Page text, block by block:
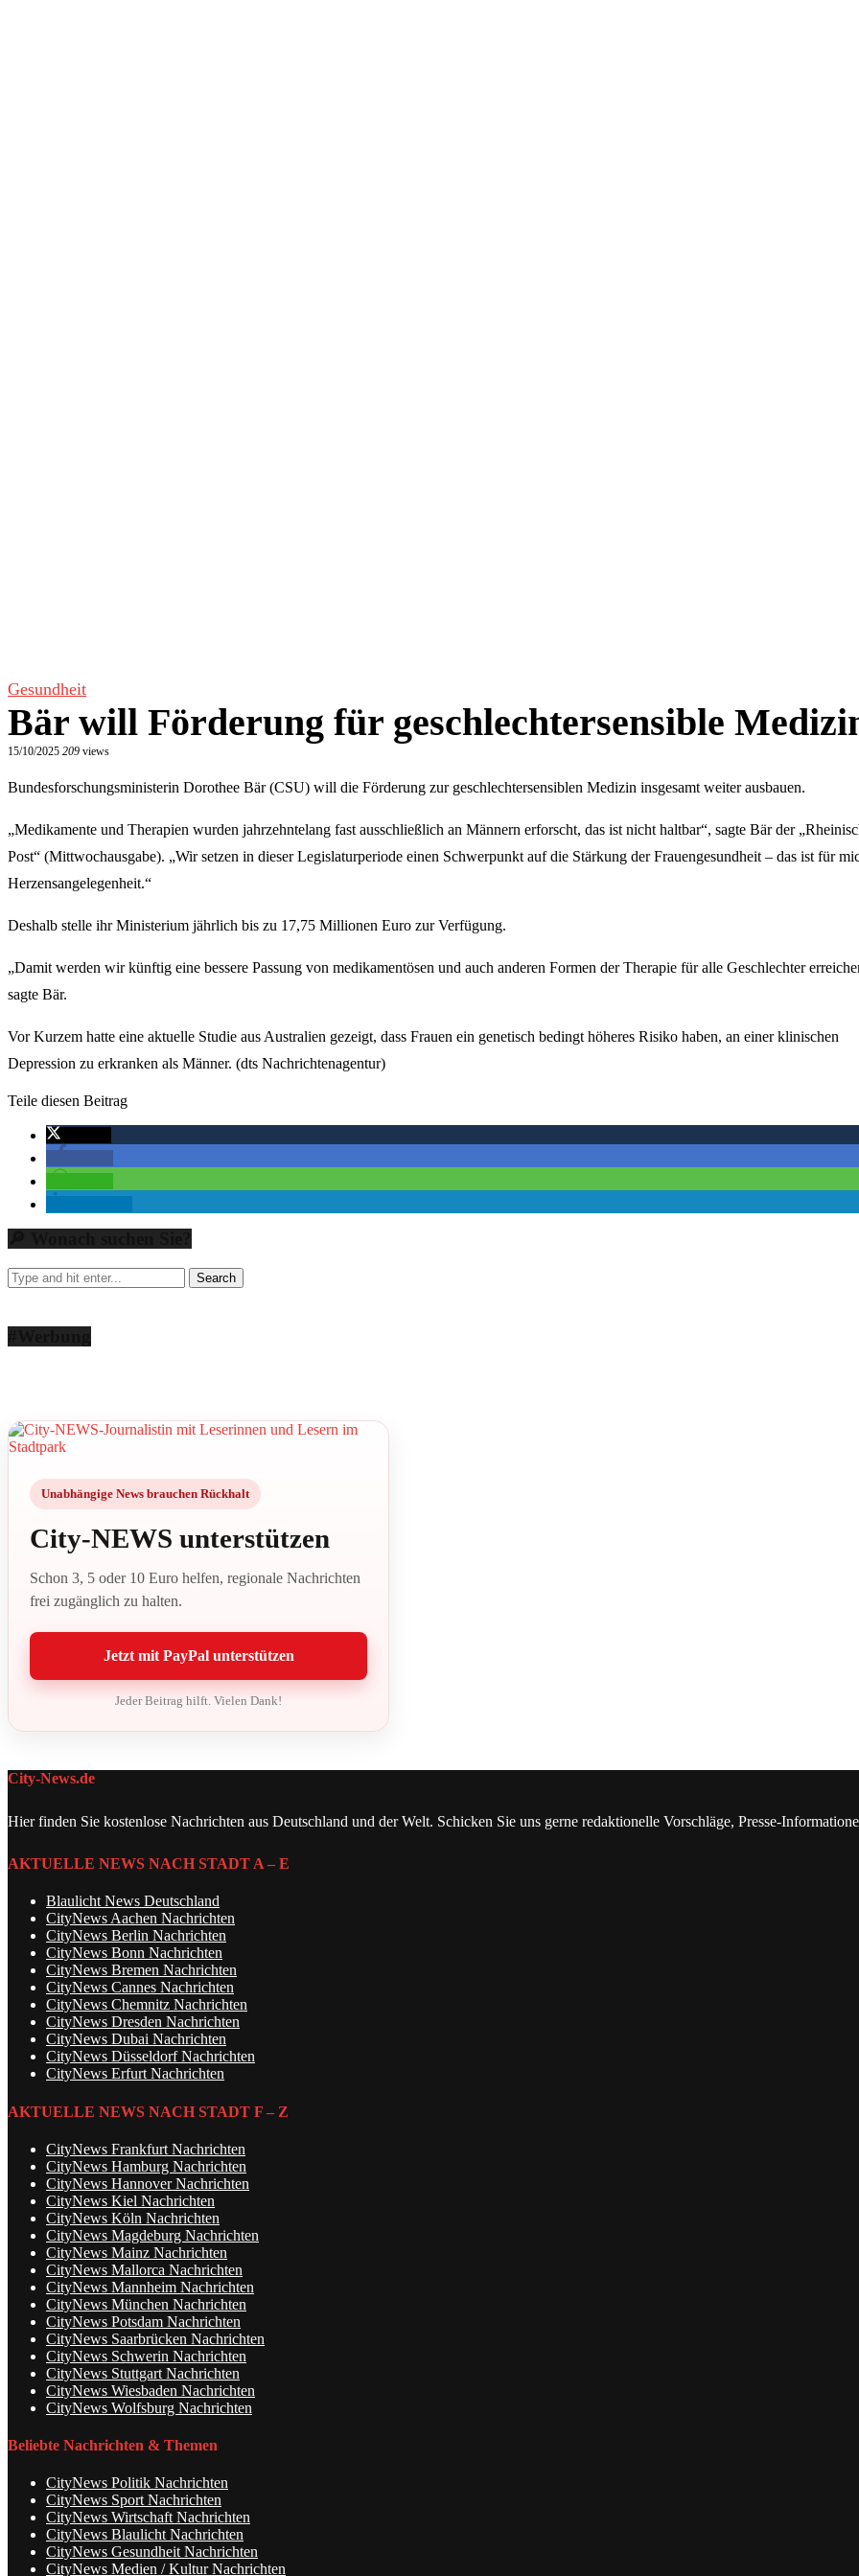
Gesundheit
Bär will Förderung für geschlechtersensible
15/10/2025 209 views
Bundesforschungsministerin Dorothee Bär (CSU) will die Förderung zur geschlechtersensiblen Medizin insgesamt weiter ausbauen.
„Medikamente und Therapien wurden jahrzehntelang fast ausschließlich an Männern erforscht, das ist nicht haltbar“, sagte Bär der
Post“ (Mittwochausgabe). „Wir setzen in dieser Legislaturperiode einen Schwerpunkt auf die Stärkung der Frauengesundheit – das ist für
Herzensangelegenheit.“
Deshalb stelle ihr Ministerium jährlich bis zu 17,75 Millionen Euro zur Verfügung.
„Damit werden wir künftig eine bessere Passung von medikamentösen und auch anderen Formen der Therapie für alle Geschlechter
sagte Bär.
Vor Kurzem hatte eine aktuelle Studie aus Australien gezeigt, dass Frauen ein genetisch bedingt höheres Risiko haben, an einer klinischen
Depression zu erkranken als Männer. (dts Nachrichtenagentur)
Teile diesen Beitrag
Unabhängige News brauchen Rückhalt
City-NEWS unterstützen
Schon 3, 5 oder 10 Euro helfen, regionale Nachrichten
frei zugänglich zu halten.
Jetzt mit PayPal unterstützen
Jeder Beitrag hilft. Vielen Dank!
City-News.de
Hier finden Sie kostenlose Nachrichten aus Deutschland und der Welt. Schicken Sie uns gerne redaktionelle Vorschläge, Presse-
AKTUELLE NEWS NACH STADT A – E
Blaulicht News Deutschland
CityNews Aachen Nachrichten
CityNews Berlin Nachrichten
CityNews Bonn Nachrichten
CityNews Bremen Nachrichten
CityNews Cannes Nachrichten
CityNews Chemnitz Nachrichten
CityNews Dresden Nachrichten
CityNews Dubai Nachrichten
CityNews Düsseldorf Nachrichten
CityNews Erfurt Nachrichten
AKTUELLE NEWS NACH STADT F – Z
CityNews Frankfurt Nachrichten
CityNews Hamburg Nachrichten
CityNews Hannover Nachrichten
CityNews Kiel Nachrichten
CityNews Köln Nachrichten
CityNews Magdeburg Nachrichten
CityNews Mainz Nachrichten
CityNews Mallorca Nachrichten
CityNews Mannheim Nachrichten
CityNews München Nachrichten
CityNews Potsdam Nachrichten
CityNews Saarbrücken Nachrichten
CityNews Schwerin Nachrichten
CityNews Stuttgart Nachrichten
CityNews Wiesbaden Nachrichten
CityNews Wolfsburg Nachrichten
Beliebte Nachrichten & Themen
CityNews Politik Nachrichten
CityNews Sport Nachrichten
CityNews Wirtschaft Nachrichten
CityNews Blaulicht Nachrichten
CityNews Gesundheit Nachrichten
CityNews Medien / Kultur Nachrichten